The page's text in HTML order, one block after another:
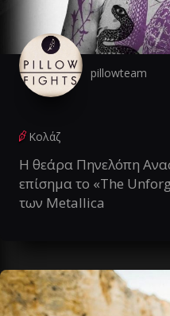
pillowteam
Κολάζ
Η θεάρα Πηνελόπη
επίσημα το «The
των Metallica